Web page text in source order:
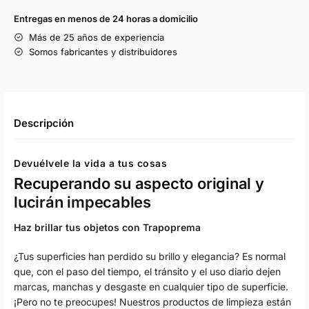
Entregas en menos de 24 horas a domicilio
Más de 25 años de experiencia
Somos fabricantes y distribuidores
Descripción
Devuélvele la vida a tus cosas
Recuperando su aspecto original y
lucirán impecables
Haz brillar tus objetos con Trapoprema
¿Tus superficies han perdido su brillo y elegancia? Es normal
que, con el paso del tiempo, el tránsito y el uso diario dejen
marcas, manchas y desgaste en cualquier tipo de superficie.
¡Pero no te preocupes! Nuestros productos de limpieza están